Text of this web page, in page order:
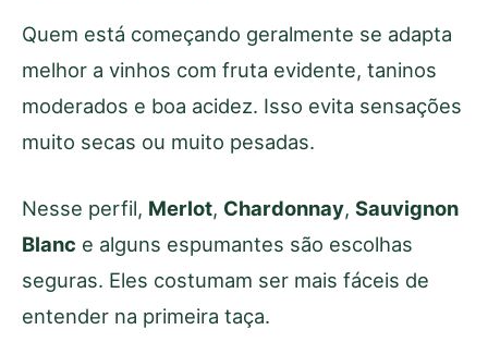
Quem está começando geralmente se adapta
melhor a vinhos com fruta evidente, taninos
moderados e boa acidez. Isso evita sensações
muito secas ou muito pesadas.
Nesse perfil, Merlot, Chardonnay, Sauvignon
Blanc e alguns espumantes são escolhas
seguras. Eles costumam ser mais fáceis de
entender na primeira taça.